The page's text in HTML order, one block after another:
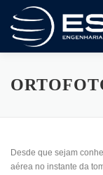
para
conteúdo
A Empresa
Desde que sejam
aérea no instante da